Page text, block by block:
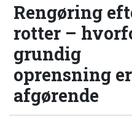
Rengøring
rotter –
grundig
oprensning er
afgørende